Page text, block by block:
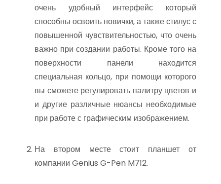
очень удобный интерфейс который
способны освоить новички, а также стилус с
повышенной чувствительностью, что очень
важно при создании работы. Кроме того на
поверхности панели находится
специальная кольцо, при помощи которого
вы сможете регулировать палитру цветов и
и другие различные нюансы необходимые
при работе с графическим изображением.
На втором месте стоит планшет от
компании Genius G-Pen M712.